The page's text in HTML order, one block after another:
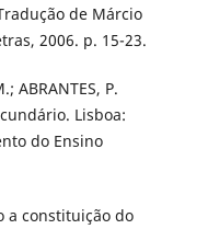
de Márcio
2006. p. 15-23.
ABRANTES, P.
Lisboa:
do Ensino
a constituição do